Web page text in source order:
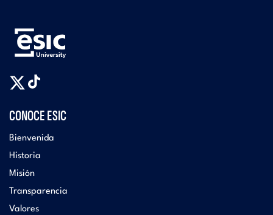
CONOCE ESIC
Bienvenida
Historia
Misión
Transparencia
Valores